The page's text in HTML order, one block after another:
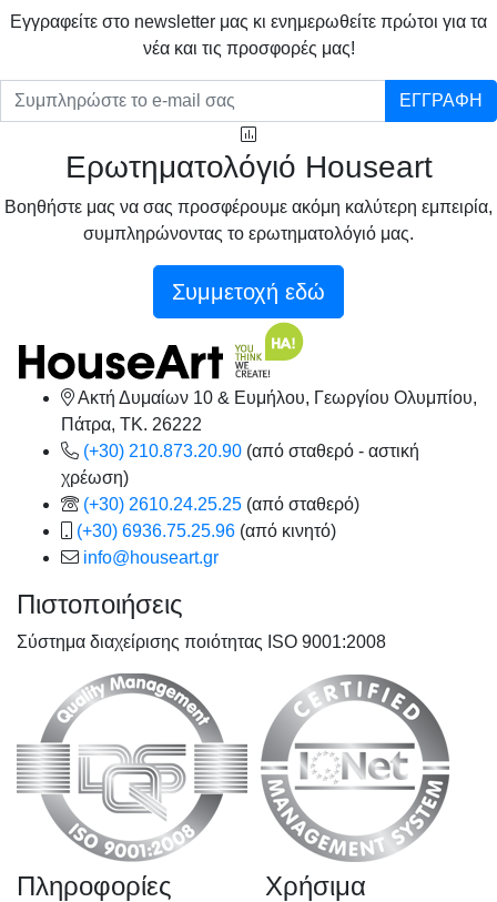
Eγγραφείτε στο newsletter μας κι ενημερωθείτε πρώτοι για τα
νέα και τις προσφορές μας!
ΕΓΓΡΑΦΗ
Ερωτηματολόγιό Houseart
Βοηθήστε μας να σας προσφέρουμε ακόμη καλύτερη εμπειρία,
συμπληρώνοντας το ερωτηματολόγιό μας.
Συμμετοχή εδώ
Ακτή Δυμαίων 10 & Ευμήλου, Γεωργίου Ολυμπίου,
Πάτρα, TK. 26222
(+30) 210.873.20.90 (από σταθερό - αστική
χρέωση)
(+30) 2610.24.25.25 (από σταθερό)
(+30) 6936.75.25.96 (από κινητό)
info@houseart.gr
Πιστοποιήσεις
Σύστημα διαχείρισης ποιότητας ISO 9001:2008
Πληροφορίες Χρήσιμα